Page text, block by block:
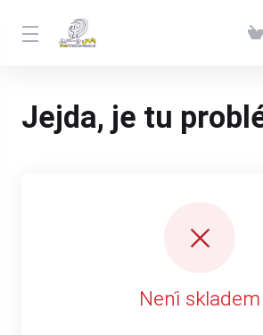
Jejda, je tu
Není skladem